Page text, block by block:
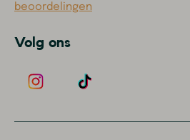
beoordelingen
Volg ons